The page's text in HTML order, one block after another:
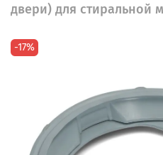
двери) для стиральной
-17%